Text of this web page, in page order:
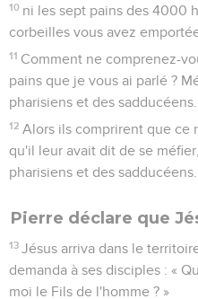
10 ni les sept pains des 4000
corbeilles vous avez
11 Comment ne comprenez-
pains que je vous ai parlé ?
pharisiens et des sadducéens.
12 Alors ils comprirent que ce
qu'il leur avait dit de se
pharisiens et des sadducéens.
Pierre déclare que
13 Jésus arriva dans le
demanda à ses disciples : «
moi le Fils de l'homme ? »